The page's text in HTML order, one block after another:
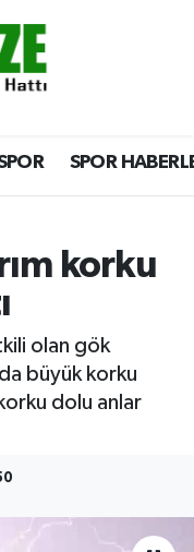
SPOR
korku
olan gök
büyük korku
dolu anlar